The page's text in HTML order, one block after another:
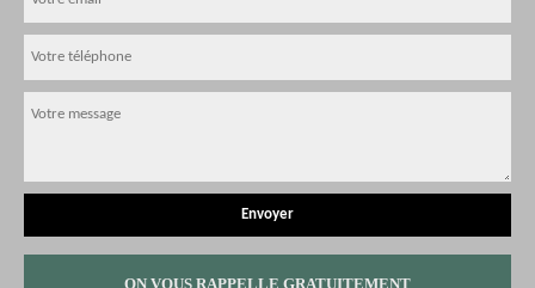
ON VOUS RAPPELLE GRATUITEMENT